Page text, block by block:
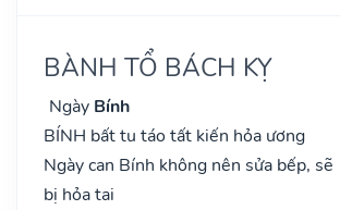
BÀNH TỔ BÁCH KỴ
Ngày Bính
BÍNH bất tu táo tất kiến hỏa ương
Ngày can Bính không nên sửa bếp, sẽ
bị hỏa tai